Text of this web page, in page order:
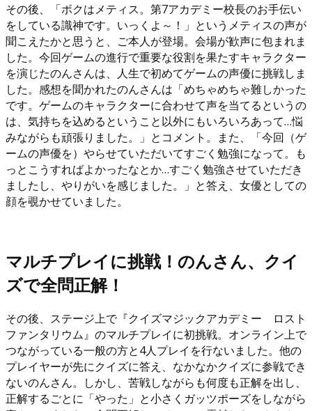
その後、「ボクはメティス。第7アカデミー校長のお手伝い
をしている識神です。いっくよ～！」というメティスの声が
聞こえたかと思うと、ご本人が登場。会場が歓声に包まれま
した。今回ゲームの進行で重要な役割を果たすキャラクター
を演じたのんさんは、人生で初めてゲームの声優に挑戦しま
した。感想を聞かれたのんさんは「めちゃめちゃ難しかった
です。ゲームのキャラクターに合わせて声を当てるというの
は、気持ちを込めるということ以外にもいろいろあって…悩
みながらも頑張りました。」とコメント。また、「今回（ゲ
ームの声優を）やらせていただいてすごく勉強になって。も
っとこうすればよかったなとか…すごく勉強させていただき
ましたし、やりがいを感じました。」と答え、女優としての
顔を覗かせていました。
マルチプレイに挑戦！のんさん、クイ
ズで全問正解！
その後、ステージ上で『クイズマジックアカデミー ロスト
ファンタリウム』のマルチプレイに初挑戦。オンライン上で
つながっている一般の方と4人プレイを行ないました。他の
プレイヤーが先にクイズに答え、なかなかクイズに参戦でき
ないのんさん。しかし、苦戦しながらも何度も正解を出し、
正解するごとに「やった」と小さくガッツポーズをしながら